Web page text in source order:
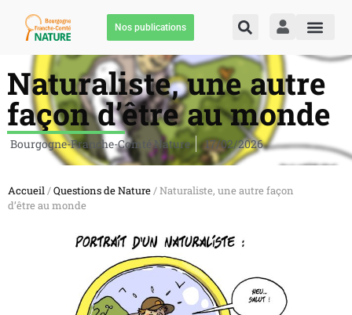
Nos publications
Naturaliste, une autre
façon d’être au monde
Bourgogne-Franche-Comté Nature 17/02/2026
Accueil/Questions de Nature/ Naturaliste, une autre façon
d’être au monde